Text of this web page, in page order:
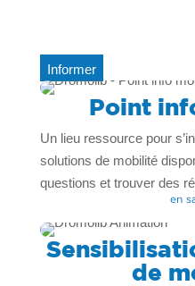
Informer
Point
Un lieu ressource pour
solutions de mobilité
questions et trouver des
en
de